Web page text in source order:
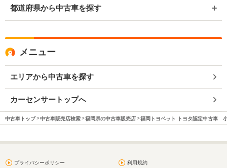
都道府県から中古車を探す
メニュー
エリアから中古車を探す
カーセンサートップへ
中古車トップ 中古車販売店検索 福岡県の中古車販売店 福岡トヨペット トヨタ認定中古車
プライバシーポリシー 利用規約